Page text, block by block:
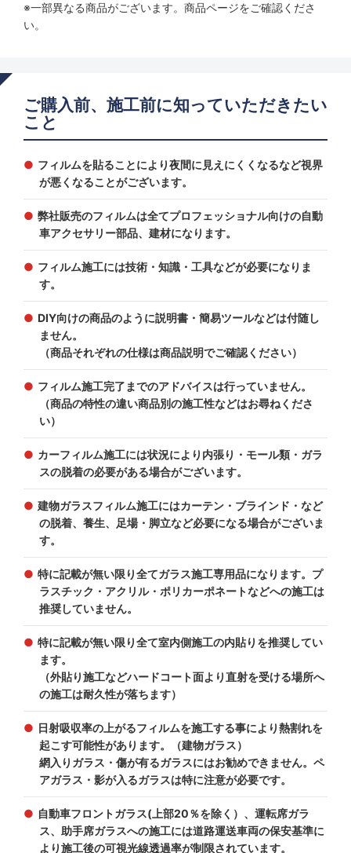
※一部異なる商品がございます。商品ページをご確認くださ
い。
ご購入前、施工前に知っていただきたい
こと
フィルムを貼ることにより夜間に見えにくくなるなど視界
が悪くなることがございます。
弊社販売のフィルムは全てプロフェッショナル向けの自動
車アクセサリー部品、建材になります。
フィルム施工には技術・知識・工具などが必要になりま
す。
DIY向けの商品のように説明書・簡易ツールなどは付随し
ません。
（商品それぞれの仕様は商品説明でご確認ください）
フィルム施工完了までのアドバイスは行っていません。
（商品の特性の違い商品別の施工性などはお尋ねくださ
い）
カーフィルム施工には状況により内張り・モール類・ガラ
スの脱着の必要がある場合がございます。
建物ガラスフィルム施工にはカーテン・ブラインド・など
の脱着、養生、足場・脚立など必要になる場合がございま
す。
特に記載が無い限り全てガラス施工専用品になります。プ
ラスチック・アクリル・ポリカーポネートなどへの施工は
推奨していません。
特に記載が無い限り全て室内側施工の内貼りを推奨してい
ます。
（外貼り施工などハードコート面より直射を受ける場所へ
の施工は耐久性が落ちます）
日射吸収率の上がるフィルムを施工する事により熱割れを
起こす可能性があります。（建物ガラス）
網入りガラス・傷が有るガラスにはお勧めできません。ペ
アガラス・影が入るガラスは特に注意が必要です。
自動車フロントガラス(上部20％を除く）、運転席ガラ
ス、助手席ガラスへの施工には道路運送車両の保安基準に
より施工後の可視光線透過率が制限されています。